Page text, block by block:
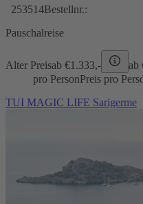
253514Bestellnr.:
Pauschalreise
Alter Preisab €1.333,- ab
pro PersonPreis pro
TUI MAGIC LIFE Sarigerme